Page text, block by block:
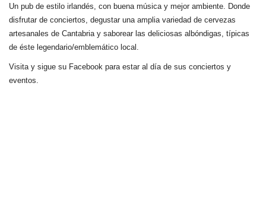
Un pub de estilo irlandés, con buena música y mejor ambiente. Donde
disfrutar de conciertos, degustar una amplia variedad de cervezas
artesanales de Cantabria y saborear las deliciosas albóndigas, típicas
de éste legendario/emblemático local.
Visita y sigue su Facebook para estar al día de sus conciertos y
eventos.